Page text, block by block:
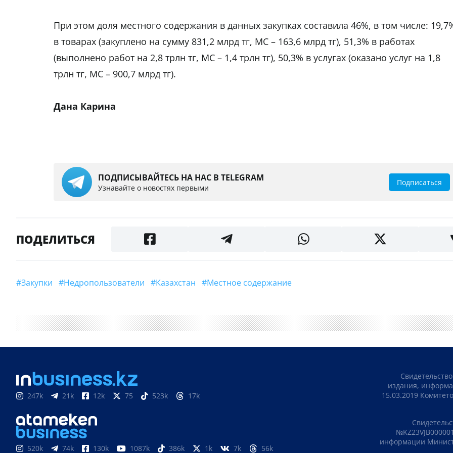
При этом доля местного содержания в данных закупках составила 46%, в том числе:
в товарах (закуплено на сумму 831,2 млрд тг, МС – 163,6 млрд тг), 51,3% в работах
(выполнено работ на 2,8 трлн тг, МС – 1,4 трлн тг), 50,3% в услугах (оказано услуг на 1,8
трлн тг, МС – 900,7 млрд тг).
Дана Карина
ПОДПИСЫВАЙТЕСЬ НА НАС В TELEGRAM
Узнавайте о новостях первыми
Подписаться
ПОДЕЛИТЬСЯ
#Закупки #недропользователи #Казахстан #местное содержание
247k 21k 12k 75 523k 17k
520k 74k 130k 1087k 386k 1k 7k 56k
издания,
15.03.2019
информации